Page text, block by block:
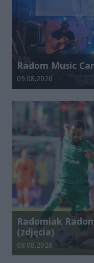
Radom Music
Data dodania galerii:
09.08.2026
Radomiak
(zdjęcia)
Data dodania galerii:
08.08.2026